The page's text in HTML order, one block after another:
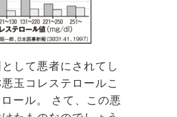
して悪者にされてし
玉コレステロールこ
ール。 さて、この悪